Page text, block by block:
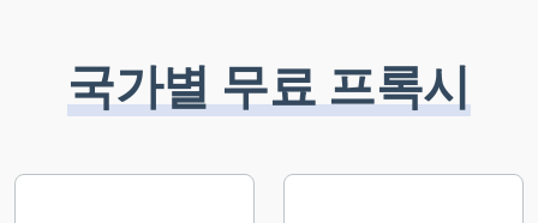
국가별 무료 프록시